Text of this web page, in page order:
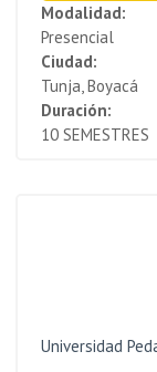
Modalidad:
Presencial
Ciudad:
Tunja, Boyacá
Duración:
10 SEMESTRES
Universidad